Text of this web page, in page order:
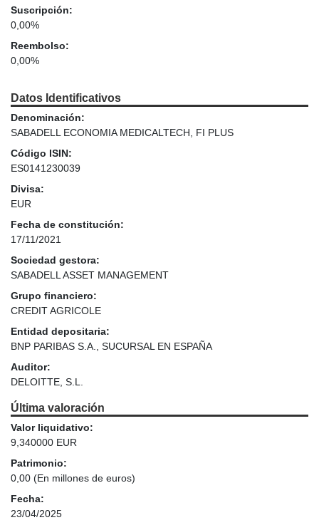
Suscripción:
0,00%
Reembolso:
0,00%
Datos Identificativos
Denominación:
SABADELL ECONOMIA MEDICALTECH, FI PLUS
Código ISIN:
ES0141230039
Divisa:
EUR
Fecha de constitución:
17/11/2021
Sociedad gestora:
SABADELL ASSET MANAGEMENT
Grupo financiero:
CREDIT AGRICOLE
Entidad depositaria:
BNP PARIBAS S.A., SUCURSAL EN ESPAÑA
Auditor:
DELOITTE, S.L.
Última valoración
Valor liquidativo:
9,340000 EUR
Patrimonio:
0,00 (En millones de euros)
Fecha:
23/04/2025